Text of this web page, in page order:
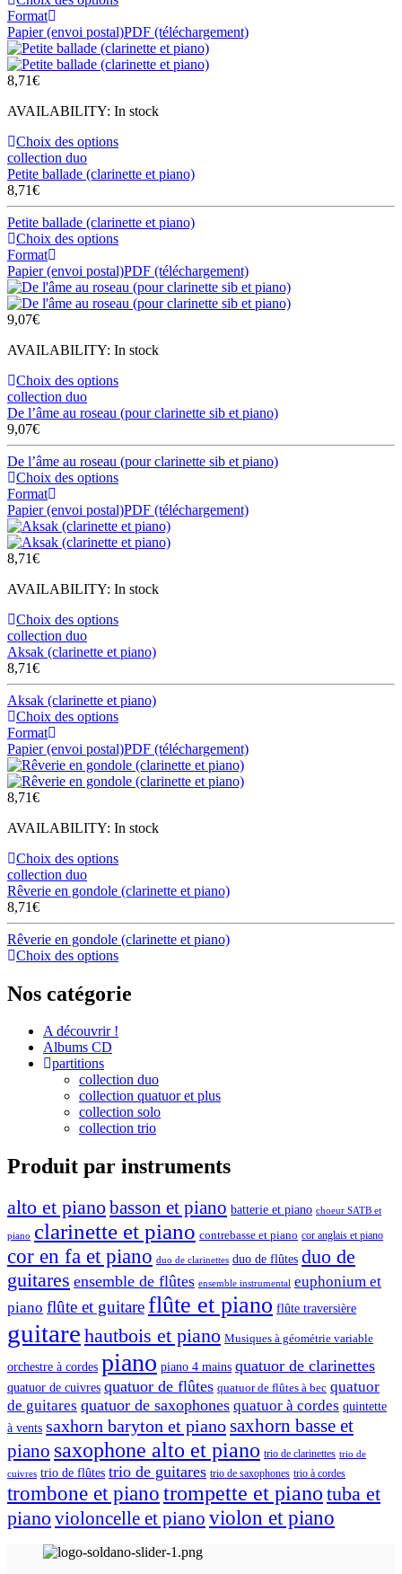
Format
Papier (envoi postal)PDF (téléchargement)
8,71€
AVAILABILITY: In stock
Choix des options
collection duo
Petite ballade (clarinette et piano)
8,71€
Petite ballade (clarinette et piano)
Choix des options
Format
Papier (envoi postal)PDF (téléchargement)
9,07€
AVAILABILITY: In stock
Choix des options
collection duo
De l’âme au roseau (pour clarinette sib et piano)
9,07€
De l’âme au roseau (pour clarinette sib et piano)
Choix des options
Format
Papier (envoi postal)PDF (téléchargement)
8,71€
AVAILABILITY: In stock
Choix des options
collection duo
Aksak (clarinette et piano)
8,71€
Aksak (clarinette et piano)
Choix des options
Format
Papier (envoi postal)PDF (téléchargement)
8,71€
AVAILABILITY: In stock
Choix des options
collection duo
Rêverie en gondole (clarinette et piano)
8,71€
Rêverie en gondole (clarinette et piano)
Choix des options
Nos catégorie
A découvrir !
Albums CD
partitions
collection duo
collection quatuor et plus
collection solo
collection trio
Produit par instruments
alto et pianobasson et piano batterie et piano choeur SATB et
piano clarinette et piano contrebasse et piano cor anglais et piano
cor en fa et piano duo de clarinettes duo de flûtes duo de
guitares ensemble de flûtes ensemble instrumental euphonium et
piano flûte et guitareflûte et piano flûte traversière
guitare hautbois et piano Musiques à géométrie variable
orchestre à cordes piano piano 4 mains quatuor de clarinettes
quatuor de cuivres quatuor de flûtes quatuor de flûtes à bec quatuor
de guitares quatuor de saxophones quatuor à cordes quintette
à vents saxhorn baryton et pianosaxhorn basse et
piano saxophone alto et piano trio de clarinettes trio de
cuivres trio de flûtes trio de guitares trio de saxophones trio à cordes
trombone et piano trompette et piano tuba et
pianovioloncelle et piano violon et piano